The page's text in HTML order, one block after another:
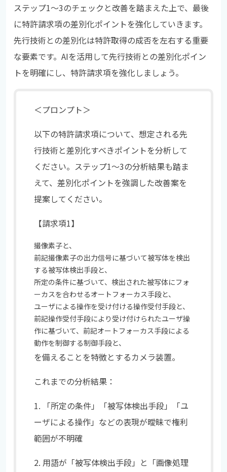
ステップ1〜3のチェックと改善を踏まえた上で、最後
に特許請求項の差別化ポイントを強化していきます。
先行技術との差別化は特許取得の成否を左右する重要
な要素です。AIを活用して先行技術との差別化ポイン
トを明確にし、特許請求項を強化しましょう。
＜プロンプト＞
以下の特許請求項について、想定される先
行技術と差別化すべきポイントを分析して
ください。ステップ1〜3の分析結果も踏ま
えて、差別化ポイントを強調した改善案を
提案してください。
【請求項1】
撮像素子と、
前記撮像素子の出力信号に基づいて被写体を検出
する被写体検出手段と、
所定の条件に基づいて、検出された被写体にフォ
ーカスを合わせるオートフォーカス手段と、
ユーザによる操作を受け付ける操作受付手段と、
前記操作受付手段により受け付けられたユーザ操
作に基づいて、前記オートフォーカス手段による
動作を制御する制御手段と、
を備えることを特徴とするカメラ装置。
これまでの分析結果：
1. 「所定の条件」「被写体検出手段」「ユ
ーザによる操作」などの表現が曖昧で権利
範囲が不明確
2. 用語が「被写体検出手段」と「画像処理